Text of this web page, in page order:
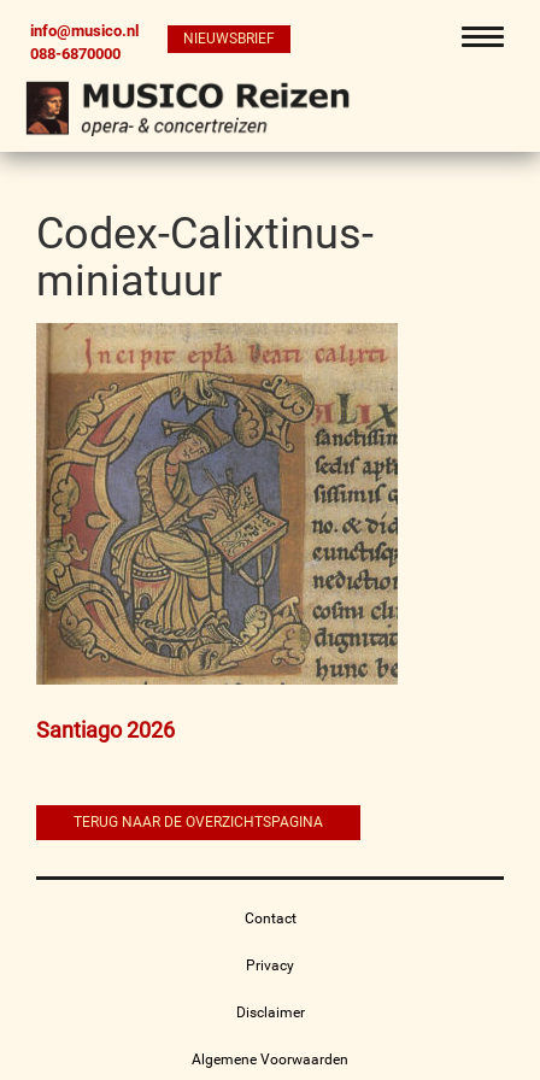
info@musico.nl
088-6870000
NIEUWSBRIEF
Codex-Calixtinus-
miniatuur
Bericht
Santiago 2026
TERUG NAAR DE OVERZICHTSPAGINA
Contact
Privacy
Disclaimer
Algemene Voorwaarden